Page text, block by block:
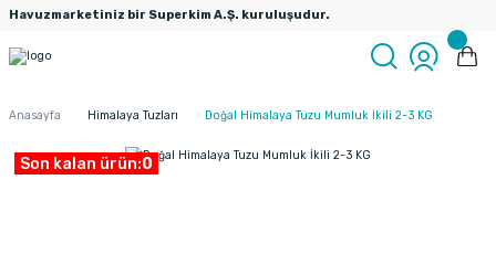
Havuzmarketiniz bir Superkim A.Ş. kuruluşudur.
Anasayfa Himalaya Tuzları Doğal Himalaya Tuzu Mumluk İkili 2-3 KG
Son kalan ürün:0